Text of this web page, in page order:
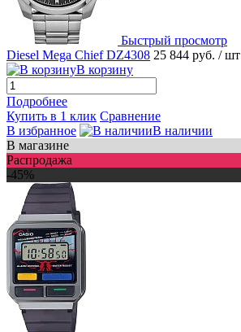
Быстрый просмотр
Diesel Mega Chief DZ4308 25 844 руб. / шт
В корзину
Подробнее
Купить в 1 клик Сравнение
В избранное
В наличии
В магазине
Распродажа
-45%